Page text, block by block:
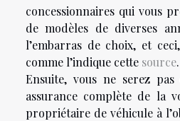
concessionnaires qui vous
de modèles de diverses
l’embarras de choix, et
comme l’indique cette source.
Ensuite, vous ne serez
assurance complète de la
propriétaire de véhicule à